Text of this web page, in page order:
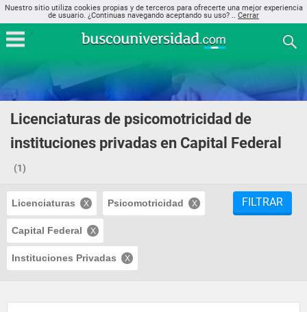
Nuestro sitio utiliza cookies propias y de terceros para ofrecerte una mejor experiencia
de usuario. ¿Continuas navegando aceptando su uso? .. Cerrar
Licenciaturas de psicomotricidad de
instituciones privadas en Capital Federal
(1)
Licenciaturas Psicomotricidad
Capital Federal
Instituciones Privadas
FILTRAR